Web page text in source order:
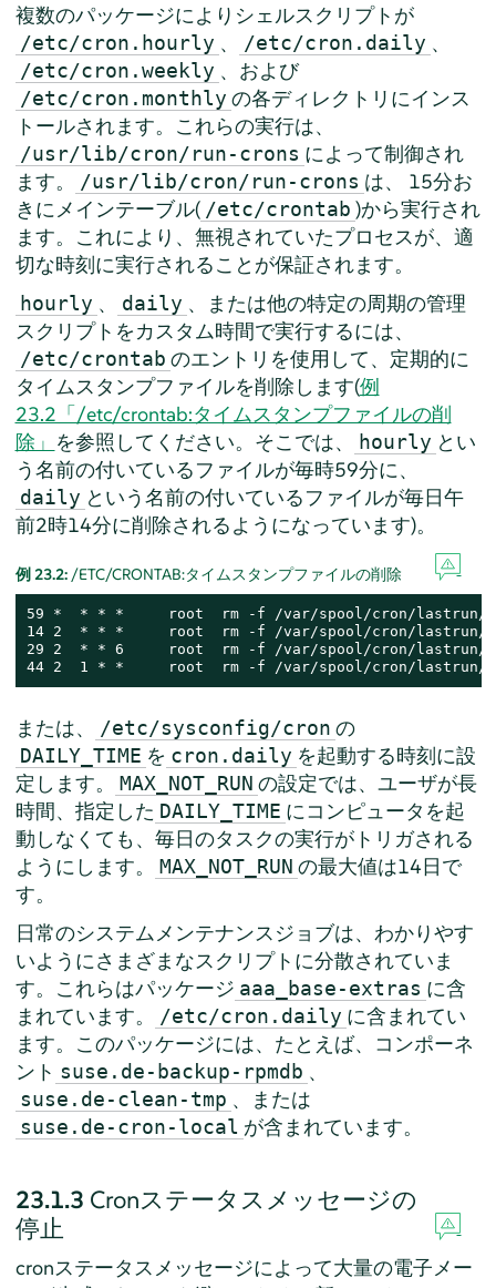
複数のパッケージによりシェルスクリプトが
/etc/cron.hourly 、 /etc/cron.daily 、
/etc/cron.weekly 、および
/etc/cron.monthly の各ディレクトリにインス
トールされます。これらの実行は、
/usr/lib/cron/run-crons によって制御され
ます。
/usr/lib/cron/run-crons は、 15分お
きにメインテーブル( /etc/crontab )から実行され
ます。これにより、無視されていたプロセスが、適
切な時刻に実行されることが保証されます。
hourly 、 daily 、または他の特定の周期の管理
スクリプトをカスタム時間で実行するには、
/etc/crontab のエントリを使用して、定期的に
タイムスタンプファイルを削除します(例
23.2「/etc/crontab:タイムスタンプファイルの削
除」 を参照してください。そこでは、 hourly とい
う名前の付いているファイルが毎時59分に、
daily という名前の付いているファイルが毎日午
前2時14分に削除されるようになっています)。
例 23.2: /ETC/CRONTAB:タイムスタンプファイルの削除
59 *  * * *     root  rm -f /var/spool/cron/lastrun/
14 2  * * *     root  rm -f /var/spool/cron/lastrun/
29 2  * * 6     root  rm -f /var/spool/cron/lastrun/
44 2  1 * *     root  rm -f /var/spool/cron/lastrun/
または、 /etc/sysconfig/cron の
DAILY_TIME を cron.daily を起動する時刻に設
定します。
MAX_NOT_RUN の設定では、ユーザが長
時間、指定した DAILY_TIME にコンピュータを起
動しなくても、毎日のタスクの実行がトリガされる
ようにします。
MAX_NOT_RUN の最大値は14日で
す。
日常のシステムメンテナンスジョブは、わかりやす
いようにさまざまなスクリプトに分散されていま
す。これらはパッケージ aaa_base-extras に含
まれています。
/etc/cron.daily に含まれてい
ます。このパッケージには、たとえば、コンポーネ
ント suse.de-backup-rpmdb 、
suse.de-clean-tmp 、または
suse.de-cron-local が含まれています。
23.1.3 Cronステータスメッセージの
停止
cronステータスメッセージによって大量の電子メー